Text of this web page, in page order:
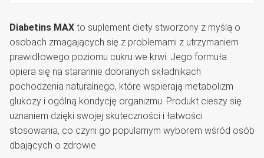
Diabetins MAX to suplement diety stworzony z myślą o
osobach zmagających się z problemami z utrzymaniem
prawidłowego poziomu cukru we krwi. Jego formuła
opiera się na starannie dobranych składnikach
pochodzenia naturalnego, które wspierają metabolizm
glukozy i ogólną kondycję organizmu. Produkt cieszy się
uznaniem dzięki swojej skuteczności i łatwości
stosowania, co czyni go popularnym wyborem wśród osób
dbających o zdrowie.